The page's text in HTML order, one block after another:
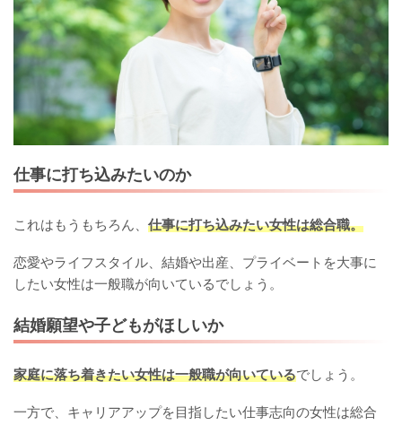
仕事に打ち込みたいのか
これはもうもちろん、 仕事に打ち込みたい女性は総合職。
恋愛やライフスタイル、結婚や出産、プライベートを大事に
したい女性は一般職が向いているでしょう。
結婚願望や子どもがほしいか
家庭に落ち着きたい女性は一般職が向いているでしょう。
一方で、キャリアアップを目指したい仕事志向の女性は総合